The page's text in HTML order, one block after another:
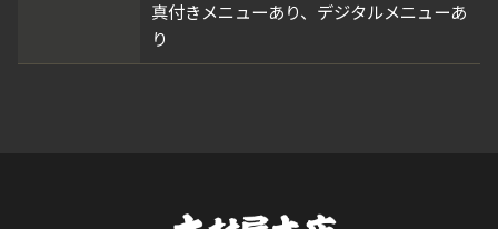
真付きメニューあり、デジタルメニューあ
り